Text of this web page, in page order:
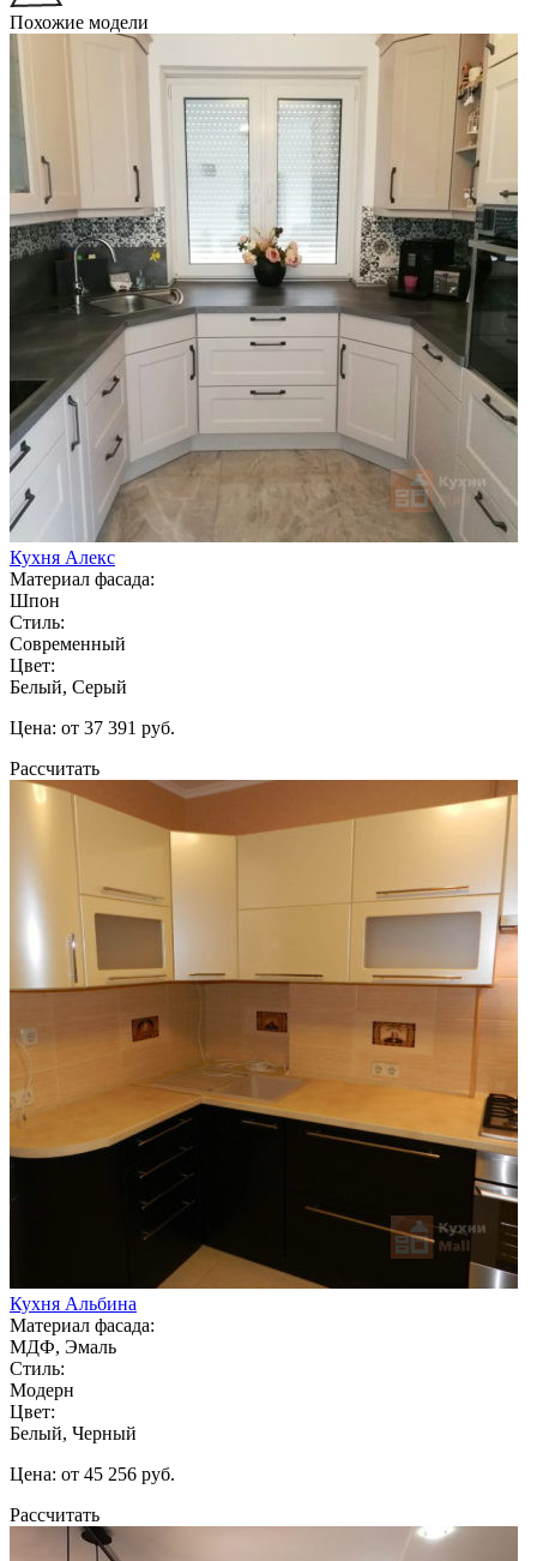
Похожие модели
Кухня Алекс
Материал фасада:
Шпон
Стиль:
Современный
Цвет:
Белый, Серый
Цена: от 37 391 руб.
Рассчитать
Кухня Альбина
Материал фасада:
МДФ, Эмаль
Стиль:
Модерн
Цвет:
Белый, Черный
Цена: от 45 256 руб.
Рассчитать